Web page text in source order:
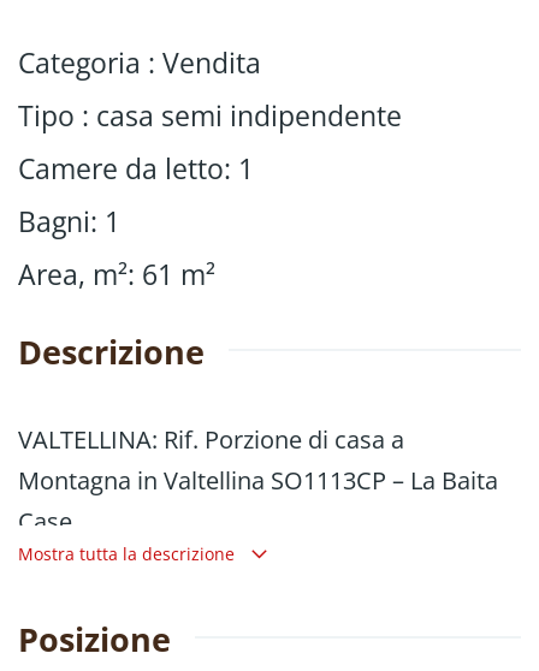
Categoria : Vendita
Tipo : casa semi indipendente
Camere da letto: 1
Bagni: 1
Area, m²: 61 m²
Descrizione
VALTELLINA: Rif. Porzione di casa a
Montagna in Valtellina SO1113CP – La Baita
Case
proponiamo in vendita una porzione di casa
Mostra tutta la descrizione
Posizione